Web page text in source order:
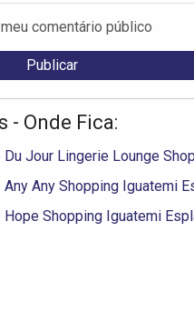
comentário público
- Onde Fica:
Du Jour Lingerie Lounge
Any Any Shopping Iguatemi
Hope Shopping Iguatemi